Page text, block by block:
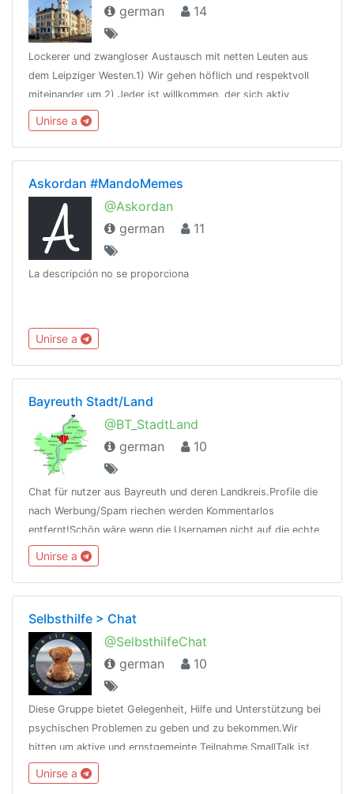
german
14
Lockerer und zwangloser Austausch mit netten Leuten aus
dem Leipziger Westen.1) Wir gehen höflich und respektvoll
miteinander um.2) Jeder ist willkommen, der sich aktiv
einbringt.3) Werbung ist hier untersagt!4) Schreibrechte? ggf
an Admin wenden
Unirse a
Askordan #MandoMemes
@Askordan
german
11
La descripción no se proporciona
Unirse a
Bayreuth Stadt/Land
@BT_StadtLand
german
10
Chat für nutzer aus Bayreuth und deren Landkreis.Profile die
nach Werbung/Spam riechen werden Kommentarlos
entfernt!Schön wäre wenn die Usernamen nicht auf die echte
Handynr hinweisen würde! Nur Deutsche Sprache erlaubt,
alles andere wird entfernt!
Unirse a
Selbsthilfe > Chat
@SelbsthilfeChat
german
10
Diese Gruppe bietet Gelegenheit, Hilfe und Unterstützung bei
psychischen Problemen zu geben und zu bekommen.Wir
bitten um aktive und ernstgemeinte Teilnahme.SmallTalk ist
erwünscht - bei Problemen eines Mitglieds haben diese aber
absoluten Vorrang.
Unirse a